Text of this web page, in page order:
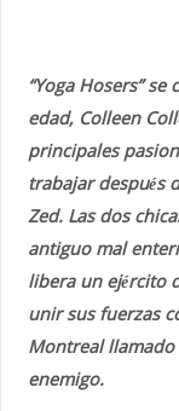
“Yoga Hosers”
edad, Colleen
principales
trabajar después
Zed. Las dos
antiguo mal
libera un ejército
unir sus fuerzas
Montreal llamado
enemigo.